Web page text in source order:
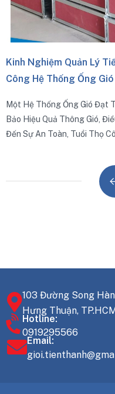
Kinh Nghiệm Quản Lý
Công Hệ Thống Ống Gió
Một Hệ Thống Ống Gió Đạt
Bảo Hiệu Quả Thông Gió,
Đến Sự An Toàn, Tuổi Thọ
Trăm Dự Án Mà Các Đơn Vị
Dụng Để Kiểm Soát Tốt
103 Đường Song
Hưng Thuận,
Hotline:
0919295566
Email: